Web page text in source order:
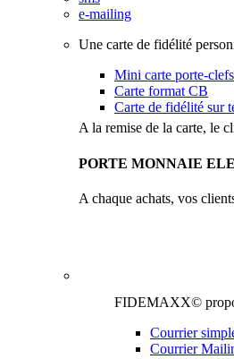
e-mailing
Une carte de fidélité
Mini carte porte-clefs
Carte format CB
Carte de fidélité
A la remise de la carte, le
PORTE MONNAIE
A chaque achats, vos
FIDEMAXX©
Courrier
Courrier